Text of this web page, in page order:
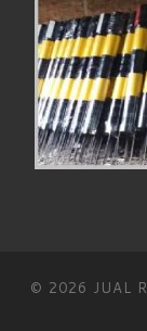
© 2026 JUAL